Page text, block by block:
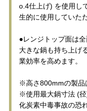
o.4仕上げ) を使用し
生的に使用していた
●レンジトップ面は
大きな鍋も持ち上げ
業効率を高めます。
※高さ800mmの製品
※使用最大鍋寸法 (
化炭素中毒事故の恐